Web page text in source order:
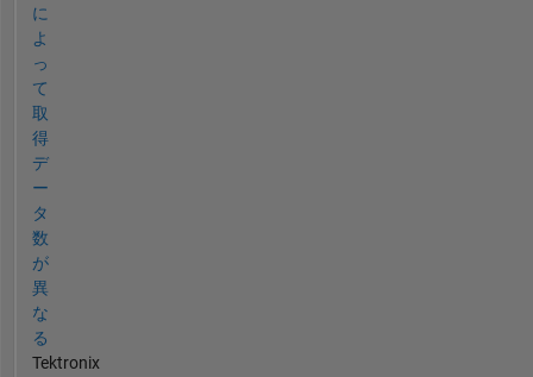
に
よ
っ
て
取
得
デ
ー
タ
数
が
異
な
る
Tektronix